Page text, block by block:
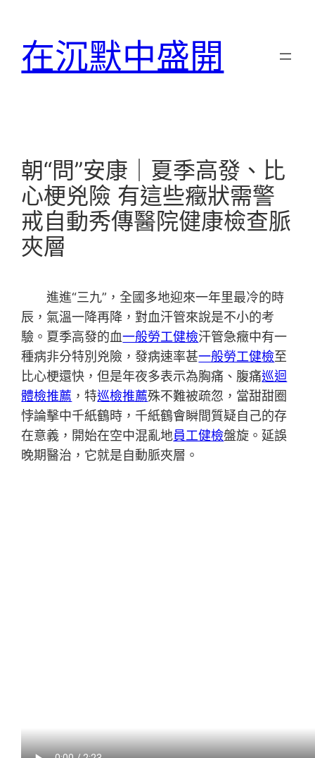
在沉默中盛開
朝“問”安康｜夏季高發、比
心梗兇險 有這些癥狀需警
戒自動秀傳醫院健康檢查脈
夾層
進進“三九”，全國多地迎來一年里最冷的時
辰，氣溫一降再降，對血汗管來說是不小的考
驗。夏季高發的血一般勞工健檢汗管急癥中有一
種病非分特別兇險，發病速率甚一般勞工健檢至
比心梗還快，但是年夜多表示為胸痛、腹痛巡迴
體檢推薦 ，特巡檢推薦殊不難被疏忽，當甜甜圈
悖論擊中千紙鶴時，千紙鶴會瞬間質疑自己的存
在意義，開始在空中混亂地員工健檢盤旋。延誤
晚期醫治，它就是自動脈夾層。